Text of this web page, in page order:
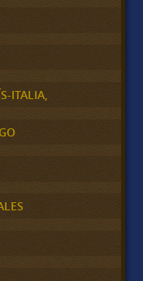
ITALIA,